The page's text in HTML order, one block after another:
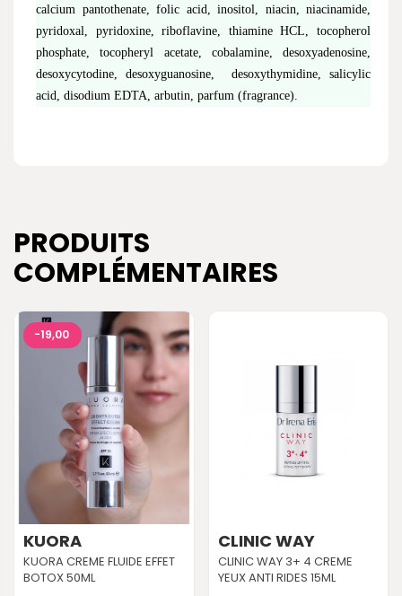
calcium pantothenate, folic acid, inositol, niacin, niacinamide,
pyridoxal, pyridoxine, riboflavine, thiamine HCL, tocopherol
phosphate, tocopheryl acetate, cobalamine, desoxyadenosine,
desoxycytodine, desoxyguanosine, desoxythymidine, salicylic
acid, disodium EDTA, arbutin, parfum (fragrance).
PRODUITS
COMPLÉMENTAIRES
-19,00
KUORA
KUORA CREME FLUIDE EFFET
BOTOX 50ML
CLINIC WAY
CLINIC WAY 3+ 4 CREME
YEUX ANTI RIDES 15ML